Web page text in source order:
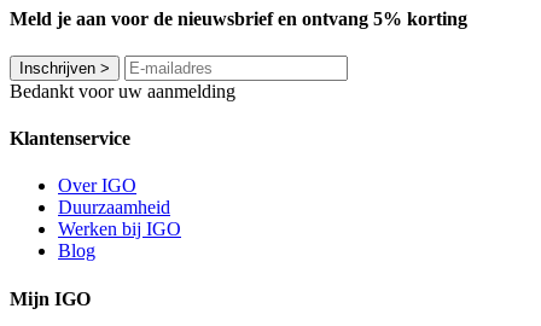
Meld je aan voor de nieuwsbrief en ontvang 5% korting
Inschrijven >
Bedankt voor uw aanmelding
Klantenservice
Over IGO
Duurzaamheid
Werken bij IGO
Blog
Mijn IGO